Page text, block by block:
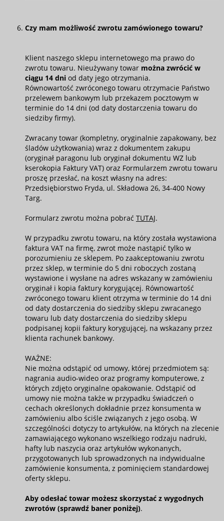
Czy mam możliwość zwrotu zamówionego towaru?
Klient naszego sklepu internetowego ma prawo do
zwrotu towaru. Nieużywany towar można zwrócić w
ciągu 14 dni od daty jego otrzymania.
Równowartość zwróconego towaru otrzymacie Państwo
przelewem bankowym lub przekazem pocztowym w
terminie do 14 dni (od daty dostarczenia towaru do
siedziby firmy).
Zwracany towar (kompletny, oryginalnie zapakowany, bez
śladów użytkowania) wraz z dokumentem zakupu
(oryginał paragonu lub oryginał dokumentu WZ lub
kserokopia Faktury VAT) oraz Formularzem zwrotu towaru
proszę przesłać, na koszt własny na adres:
Przedsiębiorstwo Fryda, ul. Składowa 26, 34-400 Nowy
Targ.
Formularz zwrotu można pobrać TUTAJ.
W przypadku zwrotu towaru, na który została wystawiona
faktura VAT na firmę, zwrot może nastąpić tylko w
porozumieniu ze sklepem. Po zaakceptowaniu zwrotu
przez sklep, w terminie do 5 dni roboczych zostaną
wystawione i wysłane na adres wskazany w zamówieniu
oryginał i kopia faktury korygującej. Równowartość
zwróconego towaru klient otrzyma w terminie do 14 dni
od daty dostarczenia do siedziby sklepu zwracanego
towaru lub daty dostarczenia do siedziby sklepu
podpisanej kopii faktury korygującej, na wskazany przez
klienta rachunek bankowy.
WAŻNE:
Nie można odstąpić od umowy, której przedmiotem są:
nagrania audio-wideo oraz programy komputerowe, z
których zdjęto oryginalne opakowanie. Odstąpić od
umowy nie można także w przypadku świadczeń o
cechach określonych dokładnie przez konsumenta w
zamówieniu albo ściśle związanych z jego osobą. W
szczególności dotyczy to artykułów, na których na zlecenie
zamawiającego wykonano wszelkiego rodzaju nadruki,
hafty lub naszycia oraz artykułów wykonanych,
przygotowanych lub sprowadzonych na indywidualne
zamówienie konsumenta, z pominięciem standardowej
oferty sklepu.
Aby odesłać towar możesz skorzystać z wygodnych
zwrotów (sprawdź baner poniżej).